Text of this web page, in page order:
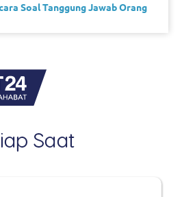
Soal Tanggung Jawab Orang